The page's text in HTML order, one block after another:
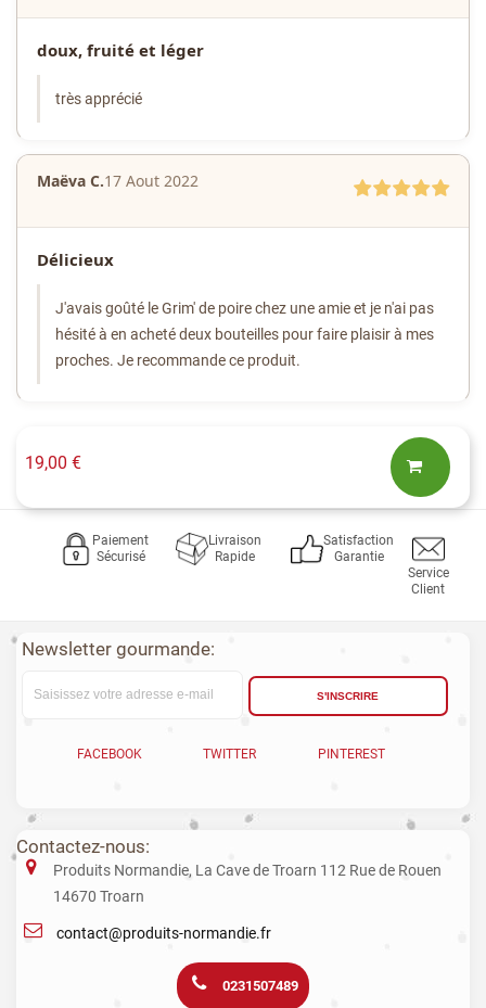
doux, fruité et léger
très apprécié
Maëva C.17 Aout 2022
Délicieux
J'avais goûté le Grim' de poire chez une amie et je n'ai pas
hésité à en acheté deux bouteilles pour faire plaisir à mes
proches. Je recommande ce produit.
19,00 €
Paiement
Sécurisé
Livraison
Rapide
Satisfaction
Garantie
Service
Client
Newsletter gourmande:
S'INSCRIRE
FACEBOOK TWITTER PINTEREST
Contactez-nous:
Produits Normandie, La Cave de Troarn 112 Rue de Rouen
14670 Troarn
contact@produits-normandie.fr
0231507489